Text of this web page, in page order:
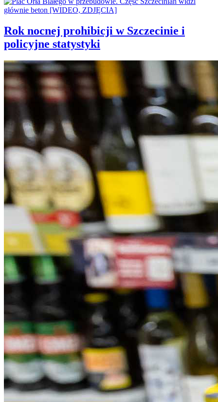
Rok nocnej prohibicji w Szczecinie i
policyjne statystyki